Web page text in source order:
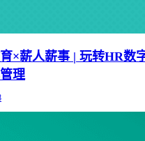
×薪人薪事 | 玩转HR数
理